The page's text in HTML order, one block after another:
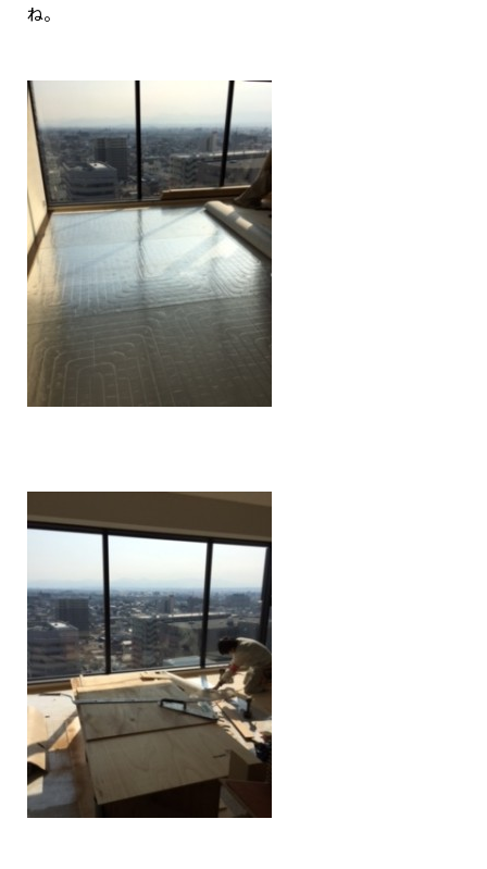
ね。